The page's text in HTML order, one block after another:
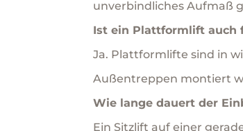
unverbindliches Aufmaß
Ist ein Plattformlift auch
Ja. Plattformlifte sind in
Außentreppen montiert
Wie lange dauert der
Ein Sitzlift auf einer